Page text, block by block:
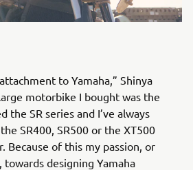
to Yamaha,” Shinya
motorbike I bought was the
the SR series and I’ve always
SR400, SR500 or the XT500
Because of this my passion, or
designing Yamaha